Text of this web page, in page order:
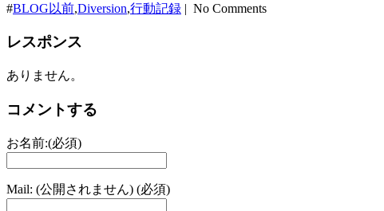
#BLOG以前,Diversion,行動記録 | No Comments
レスポンス
ありません。
コメントする
お名前:(必須)
Mail: (公開されません) (必須)